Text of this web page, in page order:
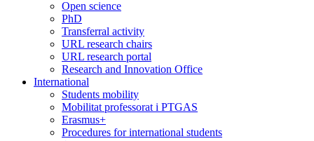
Open science
PhD
Transferral activity
URL research chairs
URL research portal
Research and Innovation Office
International
Students mobility
Mobilitat professorat i PTGAS
Erasmus+
Procedures for international students